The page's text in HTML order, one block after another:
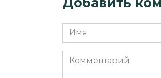
Имя
*
Комментарий